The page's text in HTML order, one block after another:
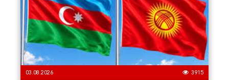
03.08.2026 3915